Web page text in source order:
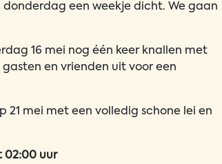
een weekje dicht. We gaan
16 mei nog één keer knallen met
en vrienden uit voor een
mei met een volledig schone lei en
02:00 uur